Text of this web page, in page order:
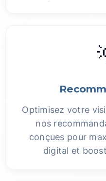
Optimisez votre
nos
conçues pour
digital et